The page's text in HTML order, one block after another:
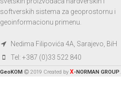
softverskih sistema za geoprostornu i
geoinformacionu primenu.
Nedima Filipovića 4A, Sarajevo, BiH
Tel: +387 (0)33 522 840
GeoKOM 2019 Created by X-NORMAN GROUP